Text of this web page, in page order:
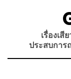
เรื่องเสี
ประสบการ